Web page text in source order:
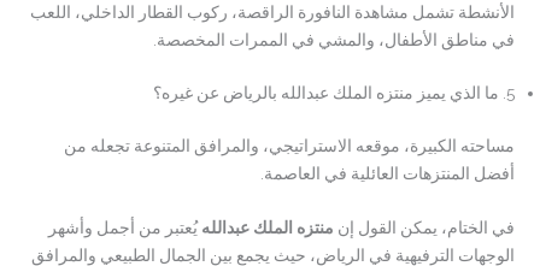
الأنشطة تشمل مشاهدة النافورة الراقصة، ركوب القطار الداخلي، اللعب
في مناطق الأطفال، والمشي في الممرات المخصصة.
5. ما الذي يميز منتزه الملك عبدالله بالرياض عن غيره؟
مساحته الكبيرة، موقعه الاستراتيجي، والمرافق المتنوعة تجعله من
أفضل المنتزهات العائلية في العاصمة.
في الختام، يمكن القول إن منتزه الملك عبداللهيُعتبر من أجمل وأشهر
الوجهات الترفيهية في الرياض، حيث يجمع بين الجمال الطبيعي والمرافق